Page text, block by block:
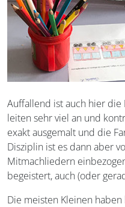
Auffallend ist auch hier
leiten sehr viel an und
exakt ausgemalt und die
Disziplin ist es dann aber
Mitmachliedern
begeistert, auch (oder
Die meisten Kleinen